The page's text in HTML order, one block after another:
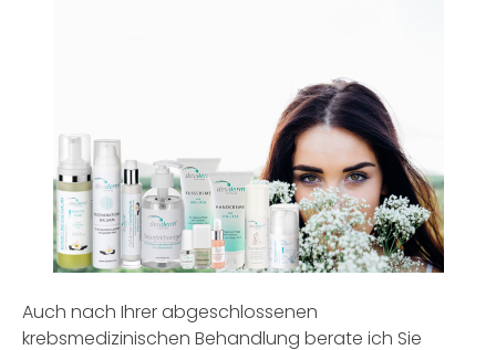
Auch nach Ihrer abgeschlossenen
krebsmedizinischen Behandlung berate ich Sie